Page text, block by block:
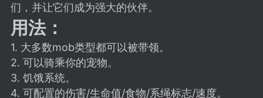
11-27 02:06
议贴】SodaMC 的改进与建议 🧃
社区的建议&反馈板块，欢迎每
在这里畅所欲言，提出你对 社区功能、
们，并让它们成为强大的伙伴。
用法：
1. 大多数mob类型都可以被带领。
2. 可以骑乘你的宠物。
3. 饥饿系统。
4. 可配置的伤害/生命值/食物/系绳标志/速度。